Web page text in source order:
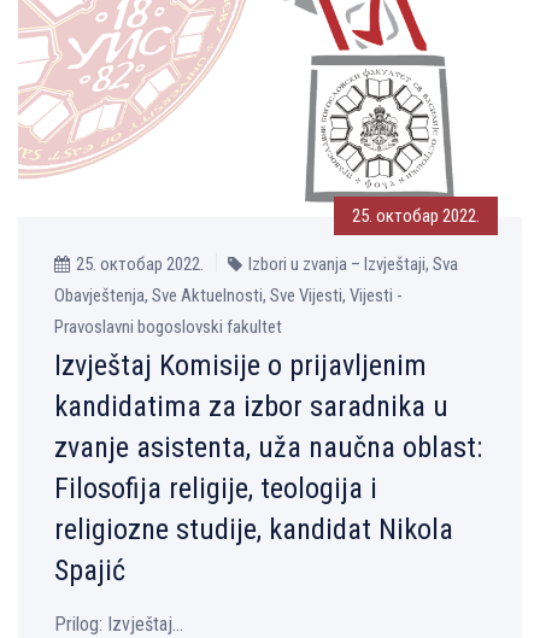
25. октобар 2022.
25. октобар 2022.
Izbori u zvanja – Izvještaji, Sva
Obavještenja, Sve Aktuelnosti, Sve Vijesti, Vijesti -
Pravoslavni bogoslovski fakultet
Izvještaj Komisije o prijavljenim
kandidatima za izbor saradnika u
zvanje asistenta, uža naučna oblast:
Filosofija religije, teologija i
religiozne studije, kandidat Nikola
Spajić
Prilog: Izvještaj...